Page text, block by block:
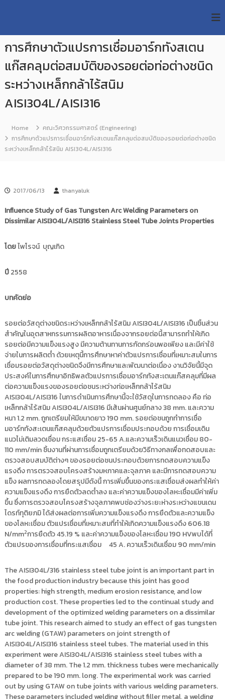
p
T
T
e
s
a
r
c
p
o
s
t
r
:
ง
ข้
อ
มู
ล
ง
า
น
วิ
จั
ย
ท
ย
า
ย
ท
น
โ
ล
ม
ค
ล
บุ
การศึกษาตัวแปรการเชื่อมอาร์กทังสเตน
แก๊สคลุมต่อสมบัติของรอยต่อท่อต่างชนิด
ระหว่างเหล็กกล้าไร้สนิม
AISI304L/AISI316
Home
คณะวิศวกรรมศาสตร์ (Engineering)
การศึกษาตัวแปรการเชื่อมอาร์กทังสเตนแก๊สคลุมต่อสมบัติของรอยต่อท่อต่างชนิด
ระหว่างเหล็กกล้าไร้สนิม AISI304L/AISI316
2017/06/13 thanyaluk
Influence Study of Gas Tungsten Arc Welding Parameters on
Dissimilar AISI304L/AISI316 Stainless Steel Tube Joints Properties
โดยไพโรจน์ บุญเกิด
ปี2558
บทคัดย่อ
รอยต่อวัสดุต่างชนิดระหว่างเหล็กกล้าไร้สนิม AISI304L/AISI316 เป็นชิ้นส่วน
สำคัญในอุตสาหกรรมการผลิตอาหารเนื่องจากรอยต่อนี้สามารถทำให้เกิด
รอยต่อมีความแข็งแรงสูง มีความต้านทานการกัดกร่อนพอเพียง และมีค่าใช้
จ่ายในการผลิตต่ำ ด้วยเหตุนี้การศึกษาหาค่าตัวแปรการเชื่อมที่เหมาะสมในการ
เชื่อมรอยต่อวัสดุต่างชนิดจึงมีการศึกษาและพัฒนาต่อเนื่อง งานวิจัยนี้มีจุด
ประสงค์ในการศึกษาอิทธิพลตัวแปรการเชื่อมอาร์กทังสะเตนแก๊สคลุมที่มีผล
ต่อความแข็งแรงของรอยต่อชนระหว่างท่อเหล็กกล้าไร้สนิม
AISI304L/AISI316 ในการดำเนินการศึกษานี้จะใช้วัสดุในการทดลอง คือ ท่อ
เหล็กกล้าไร้สนิม AISI304L/AISI316 มีเส้นผ่านศูนย์กลาง 38 mm. และความ
หนา 1.2 mm. ถูกเตรียมให้มีขนาดยาว 190 mm. รอยต่อชนถูกทำการเชื่อ
มอาร์กทังสะเตนแก๊สคลุมด้วยตัวแปรการเชื่อมประกอบด้วย การเชื่อมเดิน
แนวไม่เติมลวดเชื่อม กระแสเชื่อม 25-65 A.และความเร็วเดินแนวเชื่อม 80-
110 mm/min ชิ้นงานที่ผ่านการเชื่อมถูกเตรียมด้วยวิธีทางกลเพื่อทดสอบและ
ตรวจสอบสมบัติต่างๆ ของรอยต่อชนประกอบด้วยการทดสอบความแข็ง
แรงดึง การตรวจสอบโครงสร้างมหภาคและจุลภาค และมีการทดสอบความ
แข็ง ผลการทดลองโดยสรุปมีดังนี้ การเพิ่มขึ้นของกระแสเชื่อมส่งผลทำให้ค่า
ความแข็งแรงดึง การยืดตัวลดต่ำลง และค่าความแข็งของโลหะเชื่อมมีค่าเพิ่ม
ขึ้น ซึ่งการตรวจสอบโครงสร้างจุลภาคพบช่องว่างระยะห่างระหว่างแขนเดน
ไดรท์ทุติยภมิ ได้ส่งผลต่อการเพิ่มความแข็งแรงดึง การยืดตัวและความแข็ง
ของโลหะเชื่อม ตัวแปรเชื่อมที่เหมาะสมที่ทำให้เกิดความแข็งแรงดึง 606.18
N/mm2การยืดตัว 45.19 % และค่าความแข็งของโลหะเชื่อม 190 HVพบได้ที่
ตัวแปรของการเชื่อมที่กระแสเชื่อม 45 A. ความเร็วเดินเชื่อม 90 mm/min
The AISI304L/316 stainless steel tube joint is an important part in
the food production industry because this joint has good
properties: high strength, medium erosion resistance, and low
production cost. These properties led to the continual study and
development of the optimized welding parameters on a dissimilar
tube joint. This research aimed to study an effect of gas tungsten
arc welding (GTAW) parameters on joint strength of
AISI304L/AISI316 stainless steel tubes. The material used in this
experiment were AISI304L/AISI316 stainless steel tubes with a
diameter of 38 mm. The 1.2 mm. thickness tubes were mechanically
prepared to be 190 mm. long. The experimental work was carried
out by using GTAW on tube joints with various welding parameters.
These parameters included welding without filler metal, a welding